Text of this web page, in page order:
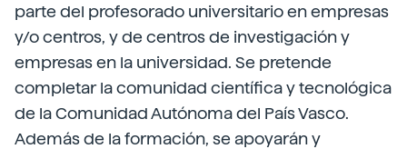
parte del profesorado universitario en empresas
y/o centros, y de centros de investigación y
empresas en la universidad. Se pretende
completar la comunidad científica y tecnológica
de la Comunidad Autónoma del País Vasco.
Además de la formación, se apoyarán y